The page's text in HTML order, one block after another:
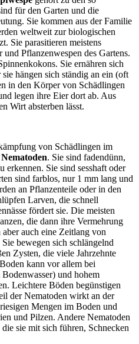
für den Garten und die
Sie kommen aus der Familie
weltweit zur biologischen
Sie parasitieren meistens
Pflanzenwespen des Gartens.
Sie ernähren sich
hängen sich ständig an ein (oft
in den Körper von Schädlingen
legen ihre Eier dort ab. Aus
Wirt absterben lässt.
von Schädlingen im
Nematoden. Sie sind fadendünn,
erkennen. Sie sind sesshaft oder
sind farblos, nur 1 mm lang und
an Pflanzenteile oder in den
Larven, die schnell
fördert sie. Die meisten
die dann ihre Vermehrung
auch eine Zeitlang von
bewegen sich schlängelnd
Zysten, die viele Jahrzehnte
kann vor allem bei
und hohem
Leichtere Böden begünstigen
der Nematoden wirkt an der
Mengen im Boden und
und Pilzen. Andere Nematoden
sie mit sich führen, Schnecken